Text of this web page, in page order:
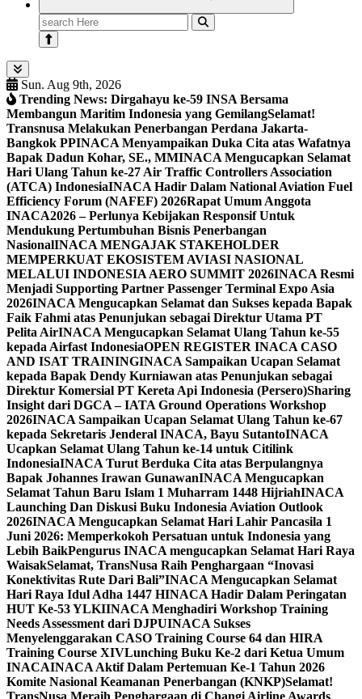
Search
for:
Sun. Aug 9th, 2026
Trending News: Dirgahayu ke-59 INSA Bersama
Membangun Maritim Indonesia yang GemilangSelamat!
Transnusa Melakukan Penerbangan Perdana Jakarta-
Bangkok PPINACA Menyampaikan Duka Cita atas Wafatnya
Bapak Dadun Kohar, SE., MMINACA Mengucapkan Selamat
Hari Ulang Tahun ke-27 Air Traffic Controllers Association
(ATCA) IndonesiaINACA Hadir Dalam National Aviation Fuel
Efficiency Forum (NAFEF) 2026Rapat Umum Anggota
INACA2026 – Perlunya Kebijakan Responsif Untuk
Mendukung Pertumbuhan Bisnis Penerbangan
NasionalINACA MENGAJAK STAKEHOLDER
MEMPERKUAT EKOSISTEM AVIASI NASIONAL
MELALUI INDONESIA AERO SUMMIT 2026INACA Resmi
Menjadi Supporting Partner Passenger Terminal Expo Asia
2026INACA Mengucapkan Selamat dan Sukses kepada Bapak
Faik Fahmi atas Penunjukan sebagai Direktur Utama PT
Pelita AirINACA Mengucapkan Selamat Ulang Tahun ke-55
kepada Airfast IndonesiaOPEN REGISTER INACA CASO
AND ISAT TRAININGINACA Sampaikan Ucapan Selamat
kepada Bapak Dendy Kurniawan atas Penunjukan sebagai
Direktur Komersial PT Kereta Api Indonesia (Persero)Sharing
Insight dari DGCA – IATA Ground Operations Workshop
2026INACA Sampaikan Ucapan Selamat Ulang Tahun ke-67
kepada Sekretaris Jenderal INACA, Bayu SutantoINACA
Ucapkan Selamat Ulang Tahun ke-14 untuk Citilink
IndonesiaINACA Turut Berduka Cita atas Berpulangnya
Bapak Johannes Irawan GunawanINACA Mengucapkan
Selamat Tahun Baru Islam 1 Muharram 1448 HijriahINACA
Launching Dan Diskusi Buku Indonesia Aviation Outlook
2026INACA Mengucapkan Selamat Hari Lahir Pancasila 1
Juni 2026: Memperkokoh Persatuan untuk Indonesia yang
Lebih BaikPengurus INACA mengucapkan Selamat Hari Raya
WaisakSelamat, TransNusa Raih Penghargaan “Inovasi
Konektivitas Rute Dari Bali”INACA Mengucapkan Selamat
Hari Raya Idul Adha 1447 HINACA Hadir Dalam Peringatan
HUT Ke-53 YLKIINACA Menghadiri Workshop Training
Needs Assessment dari DJPUINACA Sukses
Menyelenggarakan CASO Training Course 64 dan HIRA
Training Course XIVLunching Buku Ke-2 dari Ketua Umum
INACAINACA Aktif Dalam Pertemuan Ke-1 Tahun 2026
Komite Nasional Keamanan Penerbangan (KNKP)Selamat!
TransNusa Meraih Penghargaan di Changi Airline Awards